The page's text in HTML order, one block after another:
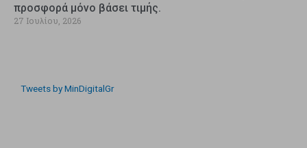
προσφορά μόνο βάσει τιμής.
27 Ιουλίου, 2026
Tweets by MinDigitalGr